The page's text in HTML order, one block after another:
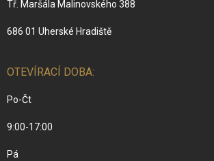
Tř. Maršála Malinovského 388
686 01 Uherské Hradiště
OTEVÍRACÍ DOBA:
Po-Čt
9:00-17:00
Pá